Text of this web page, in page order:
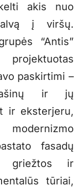
akis nuo
į viršų.
“Antis”
paskirtimi –
ir jų
ir eksterjeru,
fasadų
griežtos ir
tūriai,